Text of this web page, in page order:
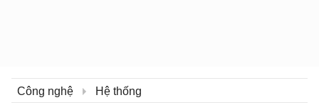
Công nghệ Hệ thống